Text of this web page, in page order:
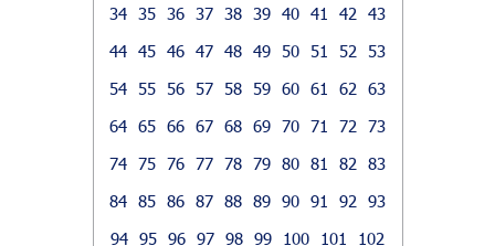
34 35 36 37 38 39 40 41 42
43
44 45 46 47 48 49 50 51 52
53
54 55 56 57 58 59 60 61 62
63
64 65 66 67 68 69 70 71 72
73
74 75 76 77 78 79 80 81 82
83
84 85 86 87 88 89 90 91 92
93
94 95 96 97 98 99 100 101
102